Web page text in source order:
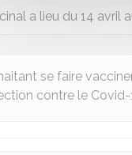
a lieu du 14 avril
se faire
contre le Covid-